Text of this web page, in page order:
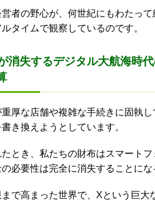
者の野心が、何世紀にもわたっ
タイムで観察しているのです。
消失するデジタル大航海時
厚な店舗や複雑な手続きに固執
き換えようとしています。
とき、私たちの財布はスマート
必要性は完全に消失することにな
で高まった世界で、Xという巨